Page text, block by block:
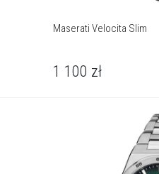
Maserati Velocita Slim
1 100 zł